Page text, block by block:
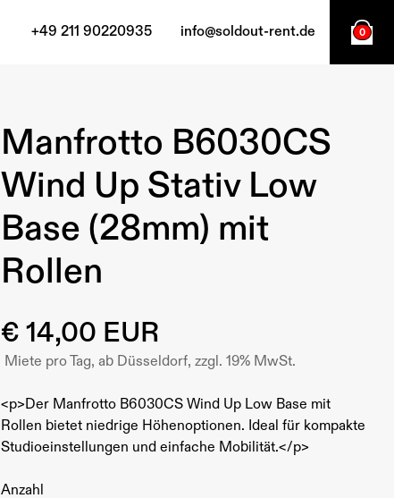
+49 211 90220935 info@soldout-rent.de 0
Manfrotto B6030CS
Wind Up Stativ Low
Base (28mm) mit
Rollen
€ 14,00 EUR
Miete pro Tag, ab Düsseldorf, zzgl. 19% MwSt.
<p>Der Manfrotto B6030CS Wind Up Low Base mit
Rollen bietet niedrige Höhenoptionen. Ideal für kompakte
Studioeinstellungen und einfache Mobilität.</p>
Anzahl